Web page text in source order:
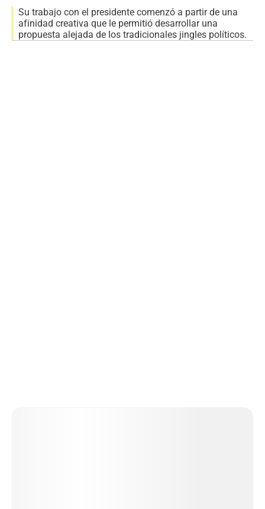
Su trabajo con el presidente comenzó a partir de una
afinidad creativa que le permitió desarrollar una
propuesta alejada de los tradicionales jingles políticos.